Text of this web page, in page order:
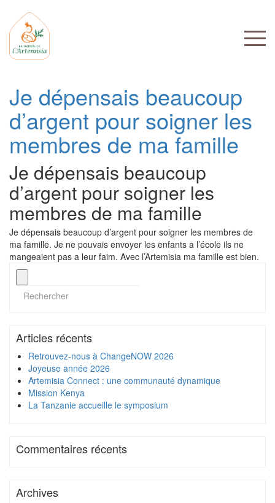
Je dépensais beaucoup
d’argent pour soigner les
membres de ma famille
Je dépensais beaucoup
d’argent pour soigner les
membres de ma famille
Je dépensais beaucoup d’argent pour soigner les membres de
ma famille. Je ne pouvais envoyer les enfants a l’école ils ne
mangeaient pas a leur faim. Avec l’Artemisia ma famille est bien.
Articles récents
Retrouvez-nous à ChangeNOW 2026
Joyeuse année 2026
Artemisia Connect : une communauté dynamique
Mission Kenya
La Tanzanie accueille le symposium
Commentaires récents
Archives